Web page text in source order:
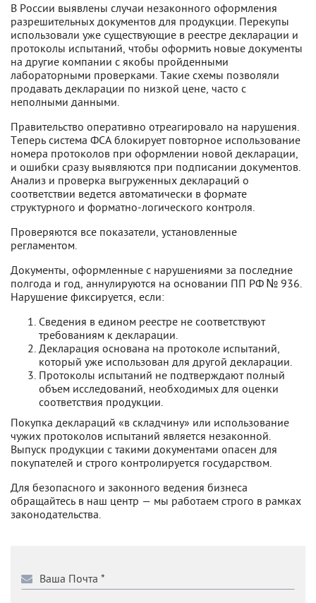
В России выявлены случаи незаконного оформления
разрешительных документов для продукции. Перекупы
использовали уже существующие в реестре декларации и
протоколы испытаний, чтобы оформить новые документы
на другие компании с якобы пройденными
лабораторными проверками. Такие схемы позволяли
продавать декларации по низкой цене, часто с
неполными данными.
Правительство оперативно отреагировало на нарушения.
Теперь система ФСА блокирует повторное использование
номера протоколов при оформлении новой декларации,
и ошибки сразу выявляются при подписании документов.
Анализ и проверка выгруженных деклараций о
соответствии ведется автоматически в формате
структурного и форматно-логического контроля.
Проверяются все показатели, установленные
регламентом.
Документы, оформленные с нарушениями за последние
полгода и год, аннулируются на основании ПП РФ № 936.
Нарушение фиксируется, если:
Сведения в едином реестре не соответствуют
требованиям к декларации.
Декларация основана на протоколе испытаний,
который уже использован для другой декларации.
Протоколы испытаний не подтверждают полный
объем исследований, необходимых для оценки
соответствия продукции.
Покупка деклараций «в складчину» или использование
чужих протоколов испытаний является незаконной.
Выпуск продукции с такими документами опасен для
покупателей и строго контролируется государством.
Для безопасного и законного ведения бизнеса
обращайтесь в наш центр — мы работаем строго в рамках
законодательства.